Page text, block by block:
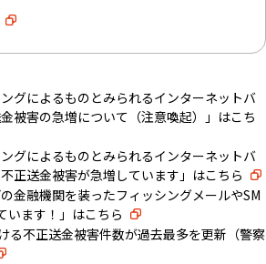
ングによるものとみられるインターネットバ
被害の急増について（注意喚起）」はこち
ングによるものとみられるインターネットバ
正送金被害が急増しています」はこちら
金融機関を装ったフィッシングメールやSM
います！」はこちら
る不正送金被害件数が過去最多を更新（警察